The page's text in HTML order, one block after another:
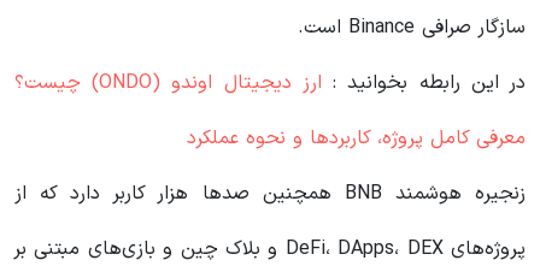
سازگار صرافی Binance است.
در این رابطه بخوانید‌ :
ارز دیجیتال اوندو (ONDO) چیست؟
معرفی کامل پروژه، کاربردها و نحوه عملکرد
زنجیره هوشمند BNB همچنین صدها هزار کاربر دارد که از
پروژه‌های DeFi، DApps، DEX و بلاک چین و بازی‌های مبتنی بر